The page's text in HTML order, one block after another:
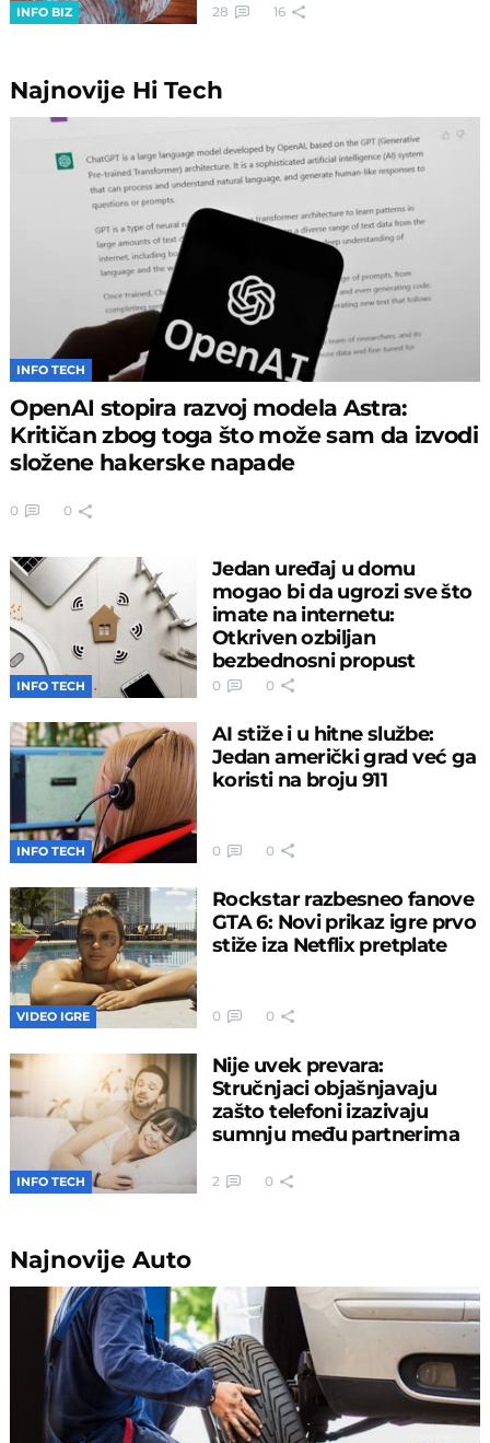
INFO BIZ 28 16
Najnovije Hi Tech
INFO TECH
OpenAI stopira razvoj modela Astra:
Kritičan zbog toga što može sam da izvodi
složene hakerske napade
0 0
INFO TECH
Jedan uređaj u domu
mogao bi da ugrozi sve što
imate na internetu:
Otkriven ozbiljan
bezbednosni propust
0 0
INFO TECH
AI stiže i u hitne službe:
Jedan američki grad već ga
koristi na broju 911
0 0
VIDEO IGRE
Rockstar razbesneo fanove
GTA 6: Novi prikaz igre prvo
stiže iza Netflix pretplate
0 0
INFO TECH
Nije uvek prevara:
Stručnjaci objašnjavaju
zašto telefoni izazivaju
sumnju među partnerima
2 0
NajnovijeAuto